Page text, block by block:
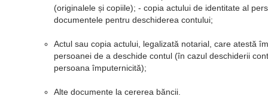
(originalele și copiile); - copia actului de identitate al
documentele pentru deschiderea contului;
Actul sau copia actului, legalizată notarial, care atestă
persoanei de a deschide contul (în cazul deschiderii
persoana împuternicită);
Alte documente la cererea băncii.